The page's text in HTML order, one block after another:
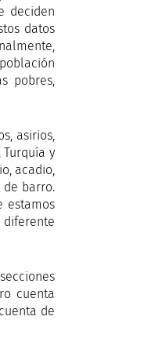
deciden
datos
pobres,
asirios,
y
acadio,
de barro.
estamos
cuenta
de